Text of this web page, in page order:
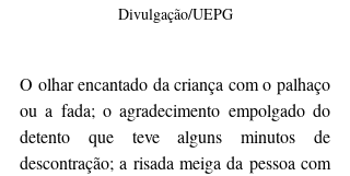
Divulgação/UEPG
O olhar encantado da criança com o palhaço
ou a fada; o agradecimento empolgado do
detento que teve alguns minutos de
descontração; a risada meiga da pessoa com